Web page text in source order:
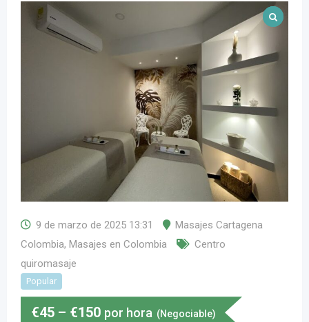
9 de marzo de 2025 13:31
Masajes Cartagena
Colombia, Masajes en Colombia
Centro
quiromasaje
Popular
€45 – €150 por hora (Negociable)